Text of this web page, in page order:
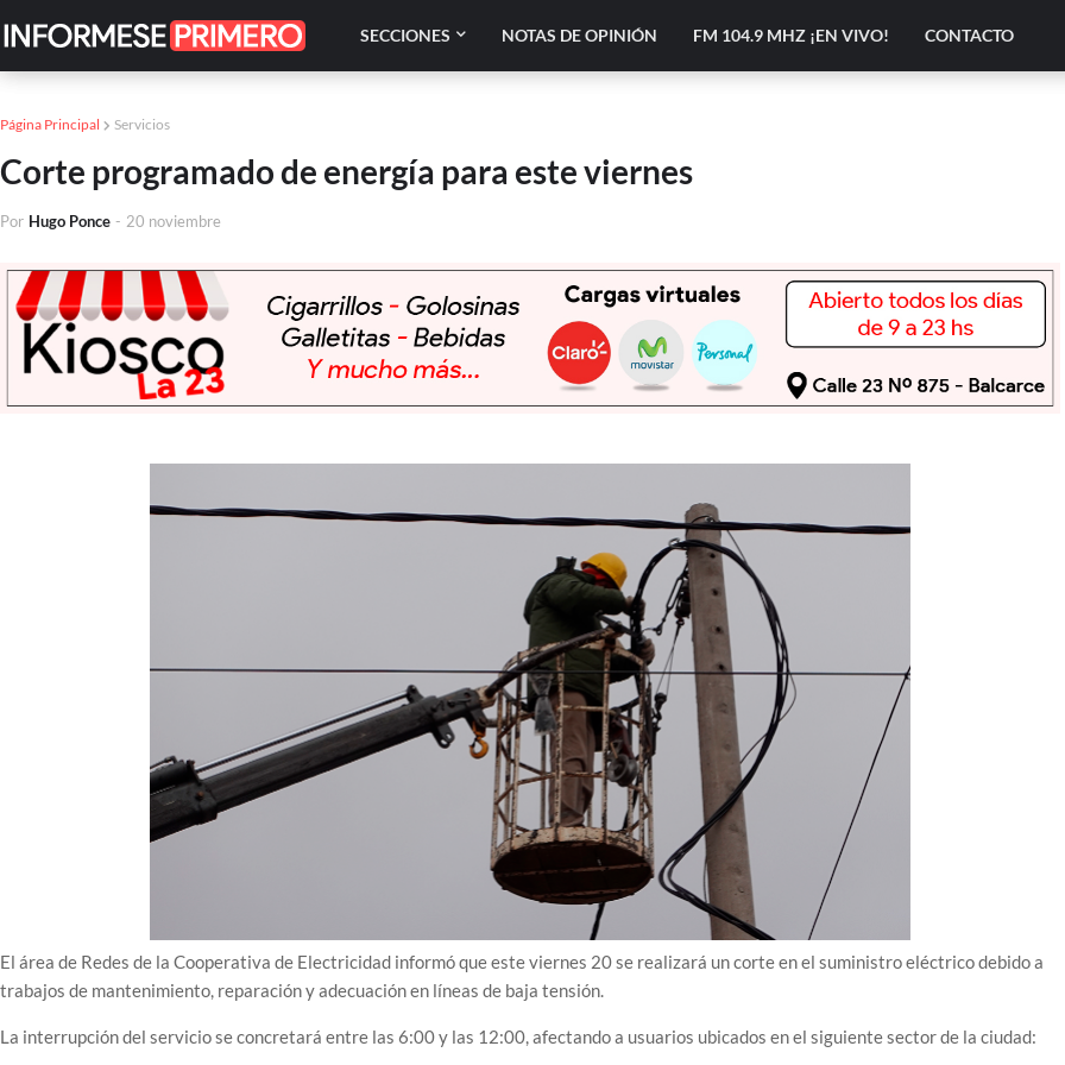
SECCIONES NOTAS DE OPINIÓN FM 104.9 MHZ ¡EN VIVO! CONTACTO
Página Principal Servicios
Corte programado de energía para este viernes
Por Hugo Ponce - 20 noviembre
El área de Redes de la Cooperativa de Electricidad informó que este viernes 20 se realizará un corte en el suministro eléctrico debido a
trabajos de mantenimiento, reparación y adecuación en líneas de baja tensión.
La interrupción del servicio se concretará entre las 6:00 y las 12:00, afectando a usuarios ubicados en el siguiente sector de la ciudad: